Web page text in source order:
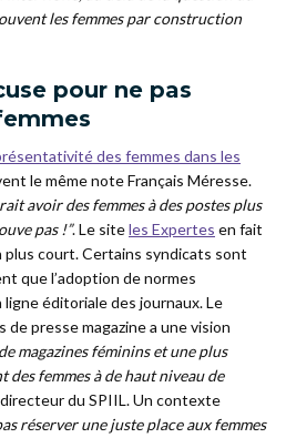
les femmes par construction
pour ne pas
des femmes dans les
le même note Français Méresse.
avoir des femmes à des postes plus
pas !”. Le siteles Expertes en fait
plus court. Certains syndicats sont
que l’adoption de normes
éditoriale des journaux. Le
presse magazine a une vision
magazines féminins et une plus
des femmes à de haut niveau de
du SPIIL. Un contexte
réserver une juste place aux femmes